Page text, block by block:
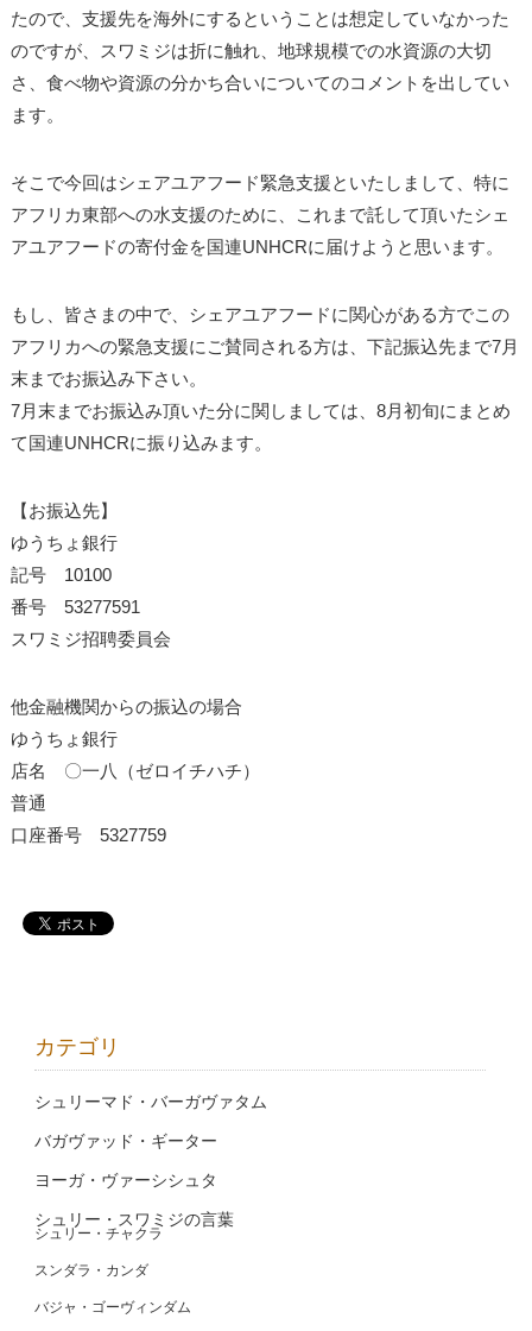
たので、支援先を海外にするということは想定していなかった
のですが、スワミジは折に触れ、地球規模での水資源の大切
さ、食べ物や資源の分かち合いについてのコメントを出してい
ます。
そこで今回はシェアユアフード緊急支援といたしまして、特に
アフリカ東部への水支援のために、これまで託して頂いたシェ
アユアフードの寄付金を国連UNHCRに届けようと思います。
もし、皆さまの中で、シェアユアフードに関心がある方でこの
アフリカへの緊急支援にご賛同される方は、下記振込先まで7月
末までお振込み下さい。
7月末までお振込み頂いた分に関しましては、8月初旬にまとめ
て国連UNHCRに振り込みます。
【お振込先】
ゆうちょ銀行
記号 10100
番号 53277591
スワミジ招聘委員会
他金融機関からの振込の場合
ゆうちょ銀行
店名 〇一八（ゼロイチハチ）
普通
口座番号 5327759
カテゴリ
シュリーマド・バーガヴァタム
バガヴァッド・ギーター
ヨーガ・ヴァーシシュタ
シュリー・スワミジの言葉
シュリー・チャクラ
スンダラ・カンダ
バジャ・ゴーヴィンダム